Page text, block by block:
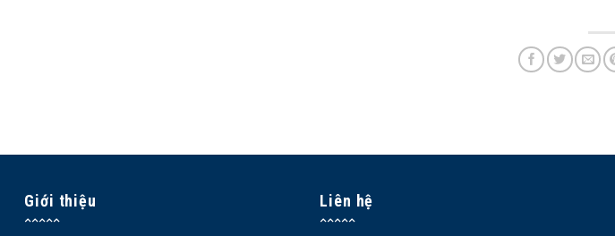
Giới thiệu Liên hệ